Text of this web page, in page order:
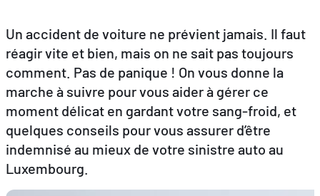
Recherche sur le site
FRENDE
Un accident de voiture ne prévient jamais. Il faut
réagir vite et bien, mais on ne sait pas toujours
comment. Pas de panique ! On vous donne la
marche à suivre pour vous aider à gérer ce
moment délicat en gardant votre sang-froid, et
quelques conseils pour vous assurer d’être
indemnisé au mieux de votre sinistre auto au
Luxembourg.